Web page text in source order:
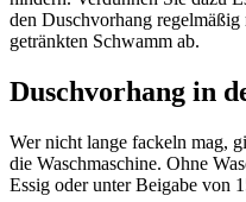
den Duschvorhang
getränkten Schwamm ab.
Duschvorhang in
Wer nicht lange fackeln mag,
die Waschmaschine. Ohne
Essig oder unter Beigabe von